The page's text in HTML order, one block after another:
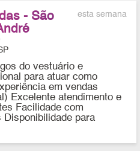
esta semana
- São
do vestuário e
para atuar como
em vendas
Excelente atendimento e
Facilidade com
para